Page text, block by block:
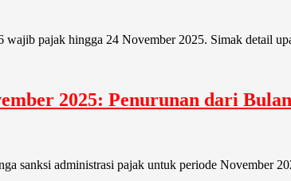
pajak hingga 24 November 2025. Simak detail
2025: Penurunan dari
sanksi administrasi pajak untuk periode November